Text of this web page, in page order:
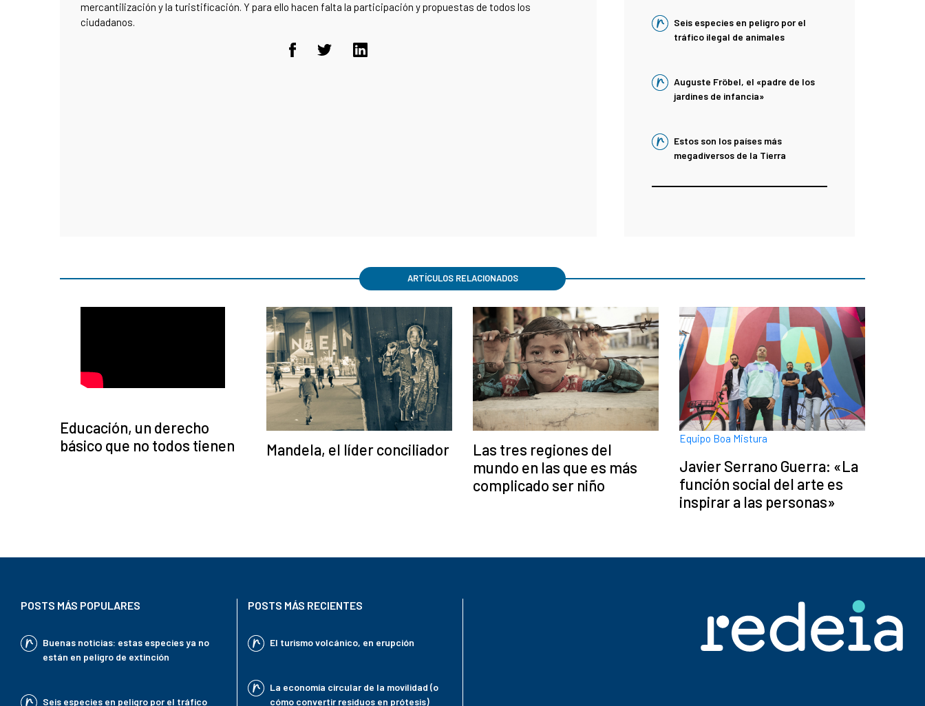
mercantilización y la turistificación. Y para ello hacen falta la participación y propuestas de todos los
ciudadanos.
Seis especies en peligro por el
tráfico ilegal de animales
Auguste Fröbel, el «padre de los
jardines de infancia»
Estos son los países más
megadiversos de la Tierra
ARTÍCULOS RELACIONADOS
Educación, un derecho
básico que no todos tienen
Mandela, el líder conciliador
Las tres regiones del
mundo en las que es más
complicado ser niño
Equipo Boa Mistura
Javier Serrano Guerra: «La
función social del arte es
inspirar a las personas»
POSTS MÁS POPULARES
Buenas noticias: estas especies ya no
están en peligro de extinción
Seis especies en peligro por el tráfico
POSTS MÁS RECIENTES
El turismo volcánico, en erupción
La economía circular de la movilidad (o
cómo convertir residuos en prótesis)